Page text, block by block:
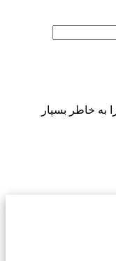
به خاطر بسپار